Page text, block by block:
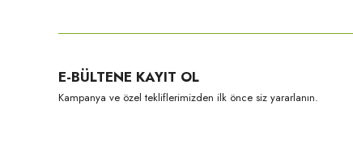
Ürün açıklamasında eksik bilgiler bulunuyor.
Ürün bilgilerinde hatalar bulunuyor.
E-BÜLTENE KAYIT OL
Kampanya ve özel tekliflerimizden ilk önce siz yararlanın.